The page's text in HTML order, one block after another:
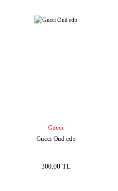
Gucci
Gucci Oud edp
300,00 TL